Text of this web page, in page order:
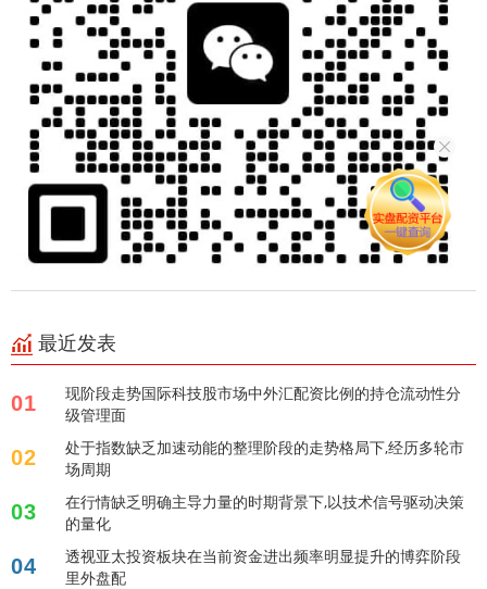
最近发表
01
现阶段走势国际科技股市场中外汇配资比例的持仓流动性分
级管理面
02
处于指数缺乏加速动能的整理阶段的走势格局下,经历多轮市
场周期
03
在行情缺乏明确主导力量的时期背景下,以技术信号驱动决策
的量化
04
透视亚太投资板块在当前资金进出频率明显提升的博弈阶段
里外盘配